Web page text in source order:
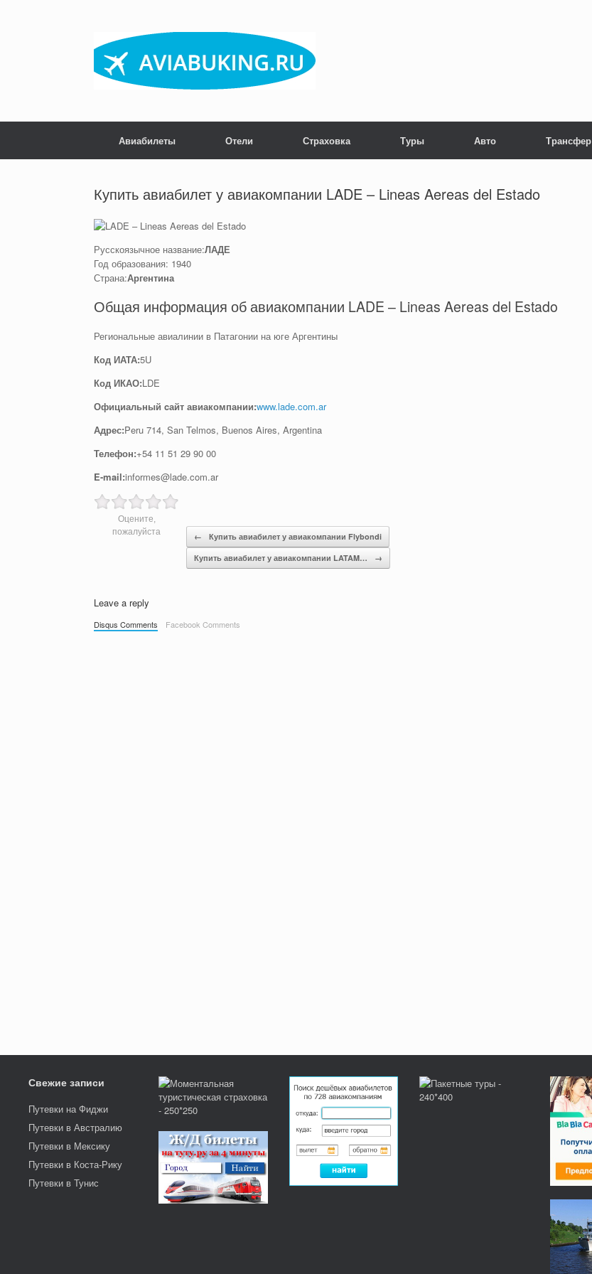
Авиабилеты Отели Страховка Туры Авто Трансфер
Купить авиабилет у авиакомпании LADE – Lineas Aereas del Estado
Русскоязычное название:ЛАДЕ
Год образования: 1940
Страна:Аргентина
Общая информация об авиакомпании LADE – Lineas Aereas del Estado
Региональные авиалинии в Патагонии на юге Аргентины
Код ИАТА:5U
Код ИКАО:LDE
Официальный cайт авиакомпании:www.lade.com.ar
Адрес:Peru 714, San Telmos, Buenos Aires, Argentina
Телефон:+54 11 51 29 90 00
E-mail:informes@lade.com.ar
Оцените,
пожалуйста
Post navigation ←
Купить авиабилет у авиакомпании Flybondi
Купить авиабилет у авиакомпании LATAM…
→
Leave a reply
Disqus Comments Facebook Comments
Свежие записи
Путевки на Фиджи
Путевки в Австралию
Путевки в Мексику
Путевки в Коста-Рику
Путевки в Тунис